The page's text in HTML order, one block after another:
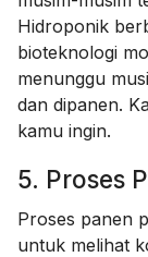
Hidroponik
bioteknologi
menunggu
dan dipanen.
kamu ingin.
5. Proses
Proses panen
untuk melihat